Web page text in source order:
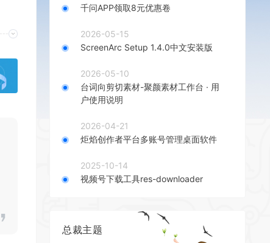
千问APP领取8元优惠卷
2026-05-15
ScreenArc Setup 1.4.0中文安装版
2026-05-10
台词向剪切素材-聚颜素材工作台 · 用
户使用说明
2026-04-21
炬焰创作者平台多账号管理桌面软件
2025-10-14
视频号下载工具res-downloader
总裁主题